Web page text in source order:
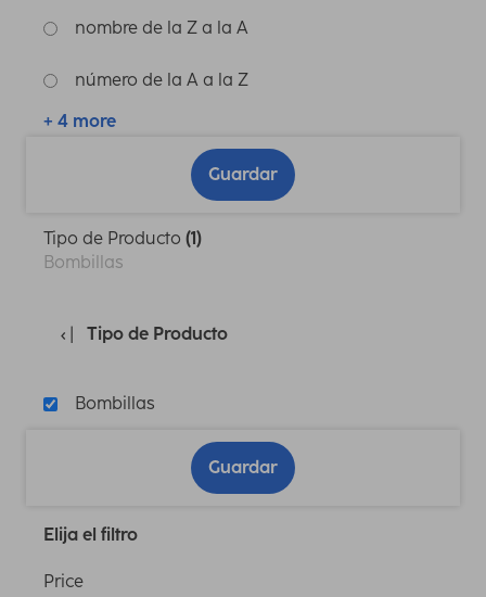
nombre de la Z a la A
número de la A a la Z
+ 4 more
Guardar
Tipo de Producto (1)
Bombillas
Tipo de Producto
Bombillas
Guardar
Elija el filtro
Price